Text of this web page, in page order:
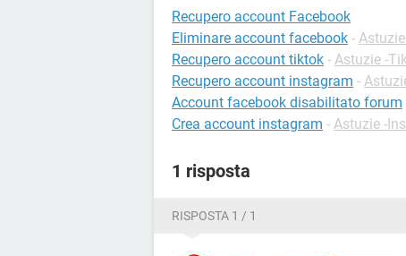
Recupero account Facebook
Eliminare account facebook -
Recupero account tiktok - Astuzie -
Recupero account instagram -
Account facebook disabilitato forum
Crea account instagram - Astuzie -
1 risposta
RISPOSTA 1 / 1